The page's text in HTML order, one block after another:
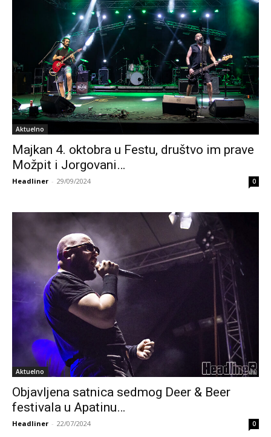
Aktuelno
Majkan 4. oktobra u Festu, društvo im prave
Možpit i Jorgovani…
Headliner - 29/09/2024 0
Aktuelno
Objavljena satnica sedmog Deer & Beer
festivala u Apatinu…
Headliner - 22/07/2024 0